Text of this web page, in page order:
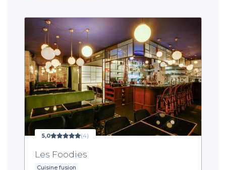
5,0 (4)
Les Foodies
Cuisine fusion